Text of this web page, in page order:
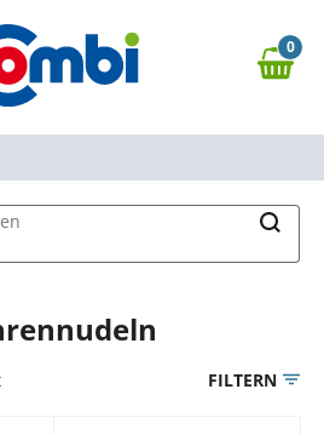
0,00 €
0
FILTERN